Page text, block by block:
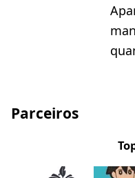
Parceiros